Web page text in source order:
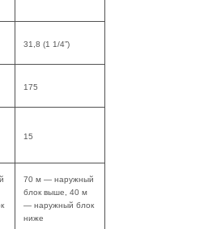
31,8 (1 1/4”)
175
15
70 м — наружный
блок выше, 40 м
— наружный блок
ниже